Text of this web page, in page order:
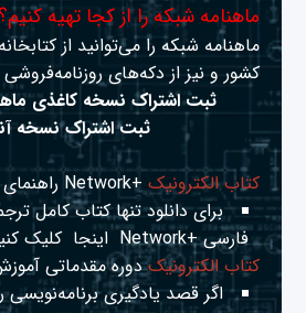
ماهنامه شبکه را از کجا تهیه کنیم؟
ماهنامه شبکه را می‌توانید از
کشور و نیز از دکه‌های روزنامه‌فروشی
ثبت اشتراک نسخه کاغذی
ثبت اشتراک نسخه
کتاب الکترونیک+Network راهنمای شبکه‌ها
برای دانلود تنها کتاب کامل
فارسی +Network
اینجا کلیک
کتاب الکترونیکدوره مقدماتی
اگر قصد یادگیری برنامه‌نویسی